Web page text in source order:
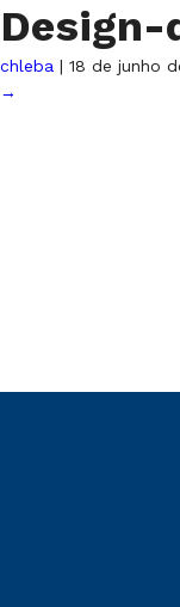
Design-
chleba | 18 de junho
→